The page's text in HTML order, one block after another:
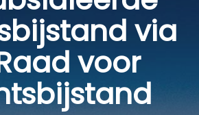
via
voor